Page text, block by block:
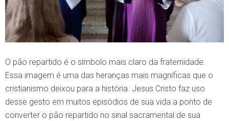
O pão repartido é o símbolo mais claro da fraternidade.
Essa imagem é uma das heranças mais magnificas que o
cristianismo deixou para a história. Jesus Cristo faz uso
desse gesto em muitos episódios de sua vida a ponto de
converter o pão repartido no sinal sacramental de sua